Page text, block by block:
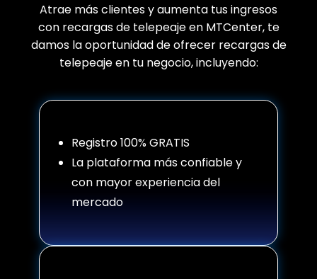
Atrae más clientes y aumenta tus ingresos
con recargas de telepeaje en MTCenter, te
damos la oportunidad de ofrecer recargas de
telepeaje en tu negocio, incluyendo:
Registro 100% GRATIS
La plataforma más confiable y
con mayor experiencia del
mercado